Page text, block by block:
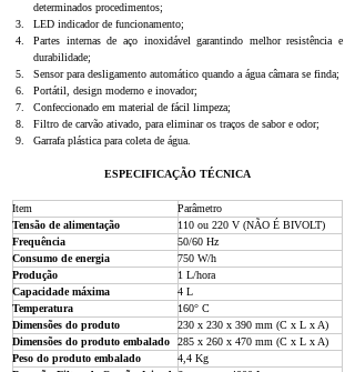
determinados procedimentos;
LED indicador de funcionamento;
Partes internas de aço inoxidável garantindo melhor resistência e
durabilidade;
Sensor para desligamento automático quando a água câmara se finda;
Portátil, design moderno e inovador;
Confeccionado em material de fácil limpeza;
Filtro de carvão ativado, para eliminar os traços de sabor e odor;
Garrafa plástica para coleta de água.
ESPECIFICAÇÃO TÉCNICA
Item
Parâmetro
Tensão de alimentação
110 ou 220 V (NÃO É BIVOLT)
Frequência
50/60 Hz
Consumo de energia
750 W/h
Produção
1 L/hora
Capacidade máxima
4 L
Temperatura
160° C
Dimensões do produto
230 x 230 x 390 mm (C x L x A)
Dimensões do produto embalado 285 x 260 x 470 mm (C x L x A)
Peso do produto embalado
4,4 Kg